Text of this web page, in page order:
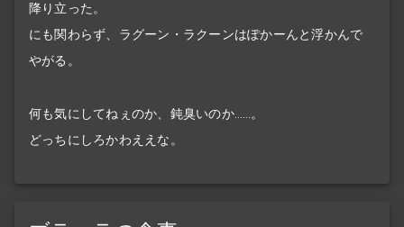
降り立った。
にも関わらず、ラグーン・ラクーンはぽかーんと浮かんで
やがる。
何も気にしてねぇのか、鈍臭いのか……。
どっちにしろかわええな。